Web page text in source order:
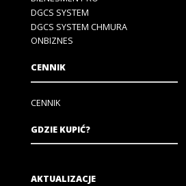
DGCS SYSTEM
DGCS SYSTEM CHMURA
ONBIZNES
CENNIK
CENNIK
GDZIE KUPIĆ?
AKTUALIZACJE